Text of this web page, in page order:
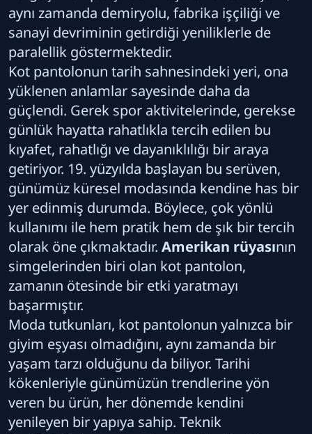
aynı zamanda demiryolu, fabrika işçiliği ve
sanayi devriminin getirdiği yeniliklerle de
paralellik göstermektedir.
Kot pantolonun tarih sahnesindeki yeri, ona
yüklenen anlamlar sayesinde daha da
güçlendi. Gerek spor aktivitelerinde, gerekse
günlük hayatta rahatlıkla tercih edilen bu
kıyafet, rahatlığı ve dayanıklılığı bir araya
getiriyor. 19. yüzyılda başlayan bu serüven,
günümüz küresel modasında kendine has bir
yer edinmiş durumda. Böylece, çok yönlü
kullanımı ile hem pratik hem de şık bir tercih
olarak öne çıkmaktadır. Amerikan rüyasının
simgelerinden biri olan kot pantolon,
zamanın ötesinde bir etki yaratmayı
başarmıştır.
Moda tutkunları, kot pantolonun yalnızca bir
giyim eşyası olmadığını, aynı zamanda bir
yaşam tarzı olduğunu da biliyor. Tarihi
kökenleriyle günümüzün trendlerine yön
veren bu ürün, her dönemde kendini
yenileyen bir yapıya sahip. Teknik